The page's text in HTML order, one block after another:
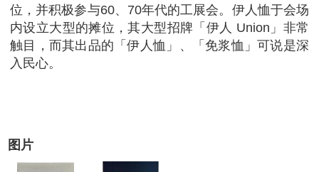
位，并积极参与60、70年代的工展会。伊人恤于会场
内设立大型的摊位，其大型招牌「伊人 Union」非常
触目，而其出品的「伊人恤」、「免浆恤」可说是深
入民心。
图片